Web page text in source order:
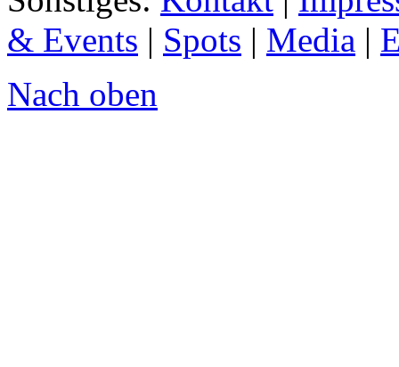
& Events | Spots | Media |
Nach oben